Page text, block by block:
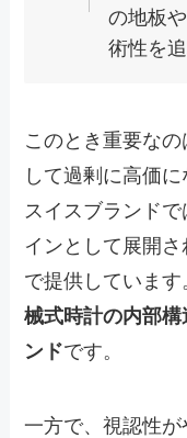
の地板
術性を
このとき重要な
して過剰に高価
スイスブランド
インとして展開
で提供していま
械式時計の内部
ンドです。
一方で、視認性が